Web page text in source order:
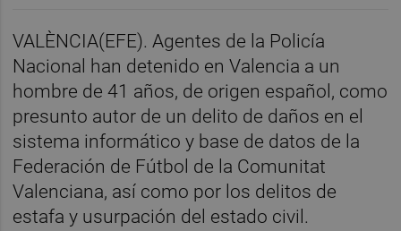
VALÈNCIA(EFE). Agentes de la Policía
Nacional han detenido en Valencia a un
hombre de 41 años, de origen español, como
presunto autor de un delito de daños en el
sistema informático y base de datos de la
Federación de Fútbol de la Comunitat
Valenciana, así como por los delitos de
estafa y usurpación del estado civil.